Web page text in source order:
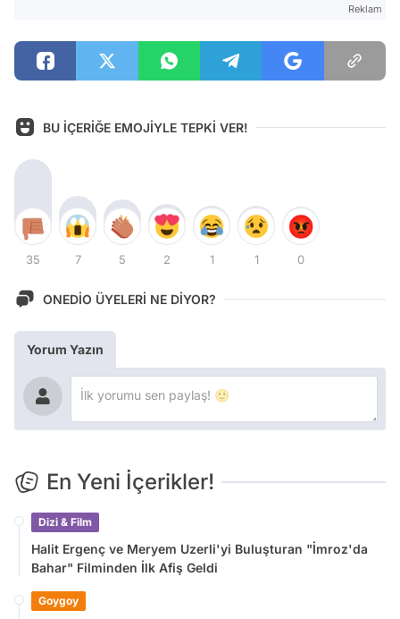
Reklam
BU İÇERİĞE EMOJİYLE TEPKİ VER!
35 7 5 2 1 1 0
ONEDİO ÜYELERİ NE DİYOR?
Yorum Yazın
En Yeni İçerikler!
Dizi & Film
Halit Ergenç ve Meryem Uzerli'yi Buluşturan "İmroz'da
Bahar" Filminden İlk Afiş Geldi
Goygoy